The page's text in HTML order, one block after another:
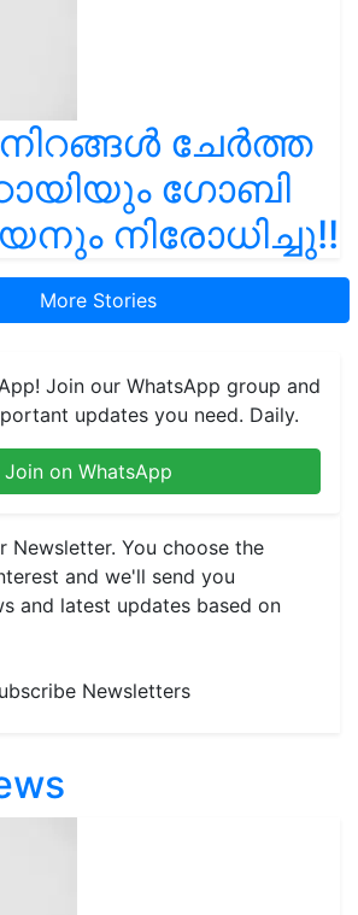
ചേർത്ത
ഗോബി
നിരോധിച്ചു!!
More Stories
Join our WhatsApp group and
updates you need. Daily.
Join on WhatsApp
Newsletter. You choose the
and we'll send you
and latest updates based on
Newsletters